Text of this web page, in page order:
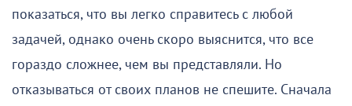
показаться, что вы легко справитесь с любой
задачей, однако очень скоро выяснится, что все
гораздо сложнее, чем вы представляли. Но
отказываться от своих планов не спешите. Сначала